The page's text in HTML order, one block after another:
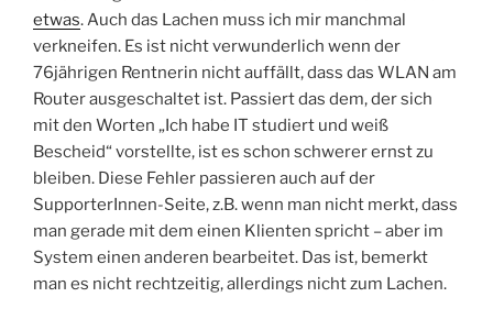
etwas. Auch das Lachen muss ich mir manchmal
verkneifen. Es ist nicht verwunderlich wenn der
76jährigen Rentnerin nicht auffällt, dass das WLAN am
Router ausgeschaltet ist. Passiert das dem, der sich
mit den Worten „Ich habe IT studiert und weiß
Bescheid“ vorstellte, ist es schon schwerer ernst zu
bleiben. Diese Fehler passieren auch auf der
SupporterInnen-Seite, z.B. wenn man nicht merkt, dass
man gerade mit dem einen Klienten spricht – aber im
System einen anderen bearbeitet. Das ist, bemerkt
man es nicht rechtzeitig, allerdings nicht zum Lachen.